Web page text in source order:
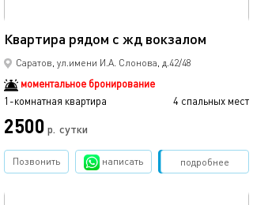
Квартира рядом с жд вокзалом
Саратов, ул.имени И.А. Слонова, д.42/48
моментальное бронирование
1-комнатная квартира
4 спальных мест
2500 р. сутки
подробнее
Позвонить написать Забронировать